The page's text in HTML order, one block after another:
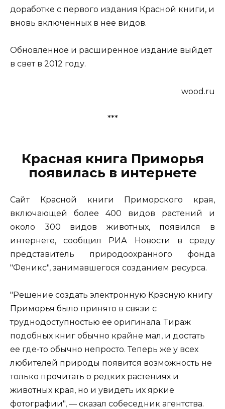
доработке с первого издания Красной книги, и
вновь включенных в нее видов.
Обновленное и расширенное издание выйдет
в свет в 2012 году.
wood.ru
***
Красная книга Приморья
появилась в интернете
Сайт Красной книги Приморского края,
включающей более 400 видов растений и
около 300 видов животных, появился в
интернете, сообщил РИА Новости в среду
представитель природоохранного фонда
"Феникс", занимавшегося созданием ресурса.
"Решение создать электронную Красную книгу
Приморья было принято в связи с
труднодоступностью ее оригинала. Тираж
подобных книг обычно крайне мал, и достать
ее где-то обычно непросто. Теперь же у всех
любителей природы появится возможность не
только прочитать о редких растениях и
животных края, но и увидеть их яркие
фотографии", — сказал собеседник агентства.